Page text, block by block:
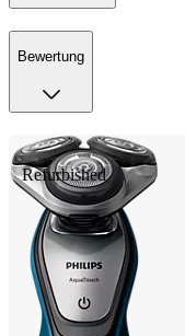
Bewertung
Refurbished